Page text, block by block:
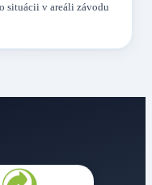
situácii v areáli závodu